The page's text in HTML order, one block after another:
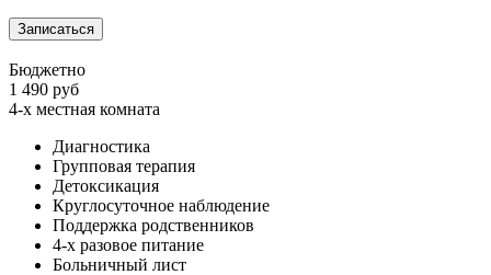
Записаться
Бюджетно
1 490 руб
4-х местная комната
Диагностика
Групповая терапия
Детоксикация
Круглосуточное наблюдение
Поддержка родственников
4-х разовое питание
Больничный лист